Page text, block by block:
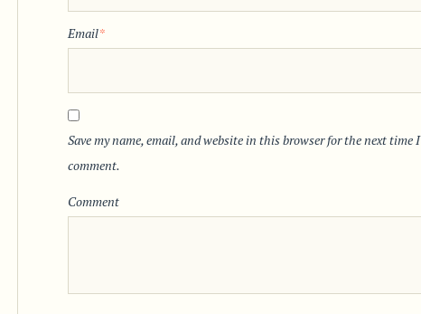
Email*
Save my name, email, and website in this browser for the next time I
comment.
Comment